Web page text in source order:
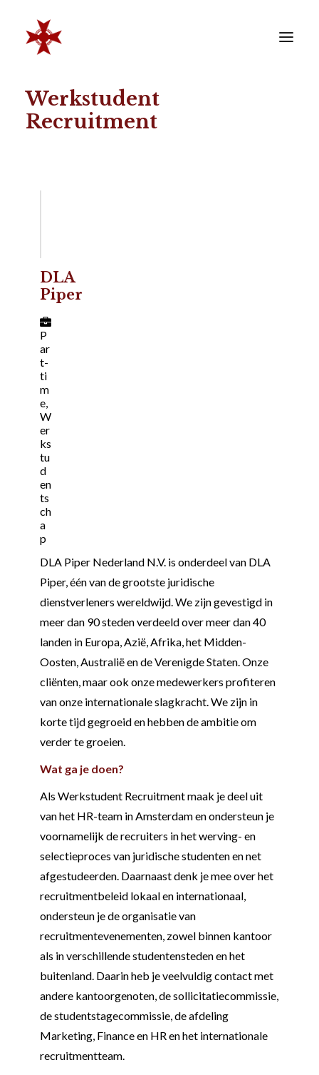
VERENIGING
SOCIËTEIT
LID WORDEN
Werkstudent
Recruitment
DLA
Piper
P
ar
t-
ti
m
e,
W
er
ks
tu
d
en
ts
ch
a
p
DLA Piper Nederland N.V. is onderdeel van DLA
Piper, één van de grootste juridische
dienstverleners wereldwijd. We zijn gevestigd in
meer dan 90 steden verdeeld over meer dan 40
landen in Europa, Azië, Afrika, het Midden-
Oosten, Australië en de Verenigde Staten. Onze
cliënten, maar ook onze medewerkers profiteren
van onze internationale slagkracht. We zijn in
korte tijd gegroeid en hebben de ambitie om
verder te groeien.
Wat ga je doen?
Als Werkstudent Recruitment maak je deel uit
van het HR-team in Amsterdam en ondersteun je
voornamelijk de recruiters in het werving- en
selectieproces van juridische studenten en net
afgestudeerden. Daarnaast denk je mee over het
recruitmentbeleid lokaal en internationaal,
ondersteun je de organisatie van
recruitmentevenementen, zowel binnen kantoor
als in verschillende studentensteden en het
buitenland. Daarin heb je veelvuldig contact met
andere kantoorgenoten, de sollicitatiecommissie,
de studentstagecommissie, de afdeling
Marketing, Finance en HR en het internationale
recruitmentteam.